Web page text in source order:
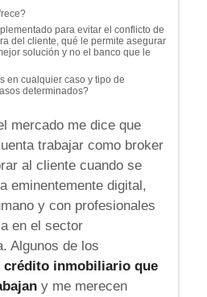
para evitar el conflicto de
del cliente, qué le permite asegurar
solución y no el banco que le
en cualquier caso y tipo de
determinados?
mercado me dice que
trabajar como broker
al cliente cuando se
eminentemente digital,
y con profesionales
en el sector
Algunos de los
crédito inmobiliario que
y me merecen